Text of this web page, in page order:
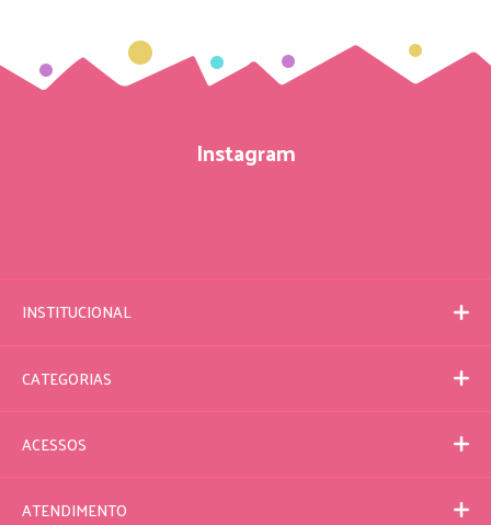
Instagram
INSTITUCIONAL
CATEGORIAS
ACESSOS
ATENDIMENTO